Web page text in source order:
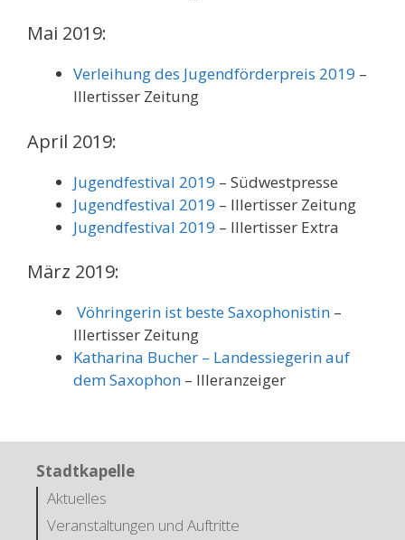
Mai 2019:
Verleihung des Jugendförderpreis 2019 –
Illertisser Zeitung
April 2019:
Jugendfestival 2019 – Südwestpresse
Jugendfestival 2019 – Illertisser Zeitung
Jugendfestival 2019 – Illertisser Extra
März 2019:
Vöhringerin ist beste Saxophonistin –
Illertisser Zeitung
Katharina Bucher – Landessiegerin auf
dem Saxophon – Illeranzeiger
Stadtkapelle
Aktuelles
Veranstaltungen und Auftritte